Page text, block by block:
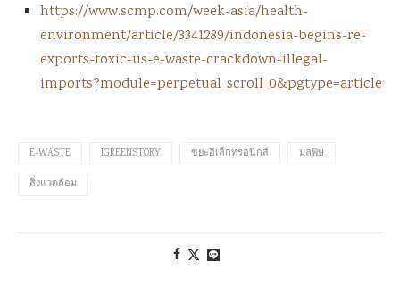
https://www.scmp.com/week-asia/health-
environment/article/3341289/indonesia-begins-re-
exports-toxic-us-e-waste-crackdown-illegal-
imports?module=perpetual_scroll_0&pgtype=article
E-WASTE IGREENSTORY ขยะอิเล็กทรอนิกส์ มลพิษ
สิ่งแวดล้อม